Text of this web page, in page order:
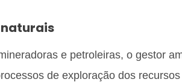
naturais
e petroleiras, o gestor
de exploração dos